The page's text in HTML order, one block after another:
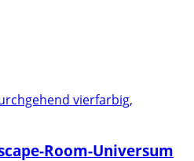
vierfarbig,
Room-Universum